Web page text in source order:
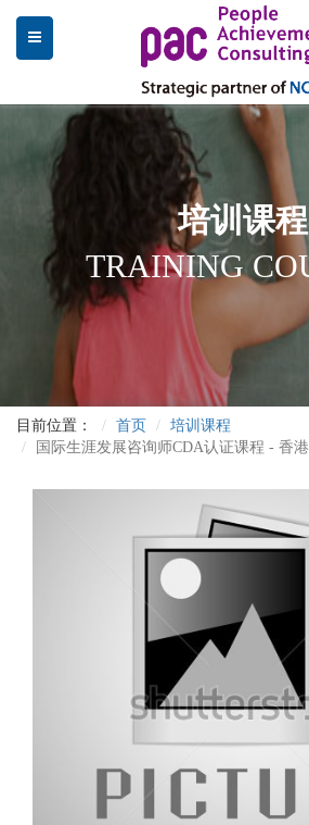
培训课程
TRAINING
目前位置： 首页
培训课程
国际生涯发展咨询师CDA认证课程 - 香